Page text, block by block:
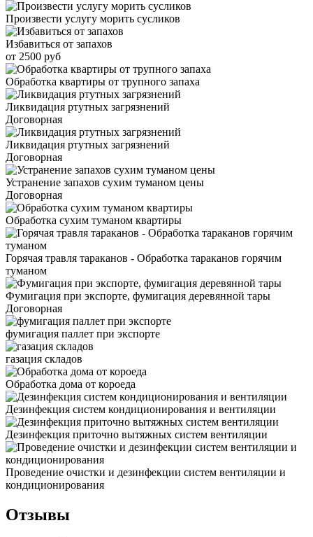
Произвести услугу морить сусликов
Избавиться от запахов
от 2500 руб
Обработка квартиры от трупного запаха
Ликвидация ртутных загрязнений
Договорная
Ликвидация ртутных загрязнений
Договорная
Устранение запахов сухим туманом цены
Договорная
Обработка сухим туманом квартиры
Горячая травля тараканов - Обработка тараканов горячим
туманом
Фумигация при экспорте, фумигация деревянной тары
Договорная
фумигация паллет при экспорте
газация складов
Обработка дома от короеда
Дезинфекция систем кондиционирования и вентиляции
Дезинфекция приточно вытяжных систем вентиляции
Проведение очистки и дезинфекции систем вентиляции и
кондиционирования
Отзывы